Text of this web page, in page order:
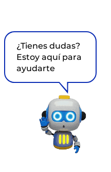
¿Tienes dudas?
Estoy aquí para
ayudarte